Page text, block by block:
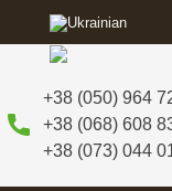
+38 (050) 964
+38 (068) 608
+38 (073) 044